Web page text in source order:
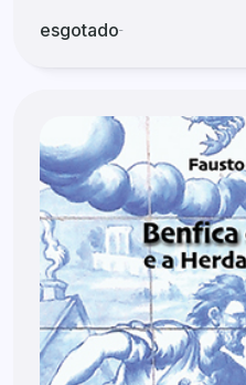
esgotado